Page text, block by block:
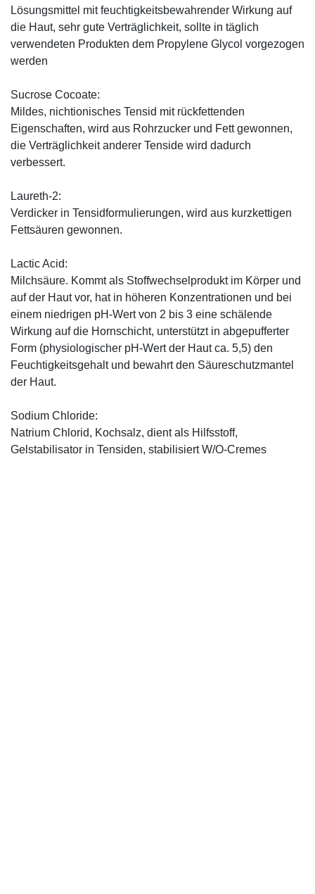
Lösungsmittel mit feuchtigkeitsbewahrender Wirkung auf
die Haut, sehr gute Verträglichkeit, sollte in täglich
verwendeten Produkten dem Propylene Glycol vorgezogen
werden
Sucrose Cocoate:
Mildes, nichtionisches Tensid mit rückfettenden
Eigenschaften, wird aus Rohrzucker und Fett gewonnen,
die Verträglichkeit anderer Tenside wird dadurch
verbessert.
Laureth-2:
Verdicker in Tensidformulierungen, wird aus kurzkettigen
Fettsäuren gewonnen.
Lactic Acid:
Milchsäure. Kommt als Stoffwechselprodukt im Körper und
auf der Haut vor, hat in höheren Konzentrationen und bei
einem niedrigen pH-Wert von 2 bis 3 eine schälende
Wirkung auf die Hornschicht, unterstützt in abgepufferter
Form (physiologischer pH-Wert der Haut ca. 5,5) den
Feuchtigkeitsgehalt und bewahrt den Säureschutzmantel
der Haut.
Sodium Chloride:
Natrium Chlorid, Kochsalz, dient als Hilfsstoff,
Gelstabilisator in Tensiden, stabilisiert W/O-Cremes